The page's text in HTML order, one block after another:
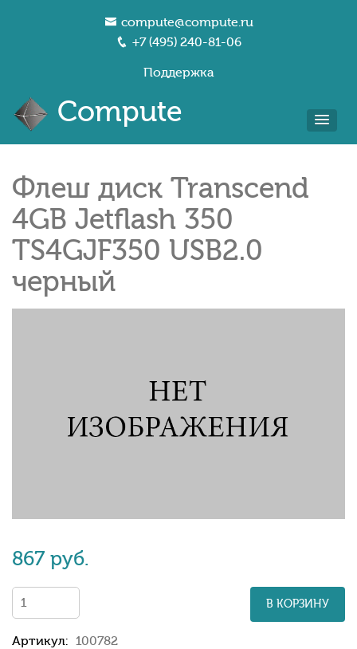
compute@compute.ru
+7 (495) 240-81-06
Поддержка
Compute
Флеш диск Transcend
4GB Jetflash 350
TS4GJF350 USB2.0
черный
867 руб.
В КОРЗИНУ
Артикул: 100782